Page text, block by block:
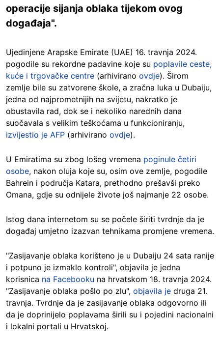
operacije sijanja oblaka tijekom ovog
događaja".
Ujedinjene Arapske Emirate (UAE) 16. travnja 2024.
pogodile su rekordne padavine koje su poplavile ceste,
kuće i trgovačke centre (arhivirano ovdje). Širom
zemlje bile su zatvorene škole, a zračna luka u Dubaiju,
jedna od najprometnijih na svijetu, nakratko je
obustavila rad, dok se i nekoliko narednih dana
suočavala s velikim teškoćama u funkcioniranju,
izvijestio je AFP (arhivirano ovdje).
U Emiratima su zbog lošeg vremena poginule četiri
osobe, nakon oluja koje su, osim ove zemlje, pogodile
Bahrein i područja Katara, prethodno prešavši preko
Omana, gdje su odnijele živote još najmanje 22 osobe.
Istog dana internetom su se počele širiti tvrdnje da je
događaj umjetno izazvan tehnikama promjene vremena.
"Zasijavanje oblaka korišteno je u Dubaiju 24 sata ranije
i potpuno je izmaklo kontroli", objavila je jedna
korisnica na Facebooku na hrvatskom 18. travnja 2024.
"Zasijavanje oblaka pošlo po zlu", objavila je druga 21.
travnja. Tvrdnje da je zasijavanje oblaka odgovorno ili
da je doprinijelo poplavama širili su i pojedini nacionalni
i lokalni portali u Hrvatskoj.